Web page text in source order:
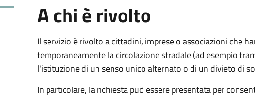
A chi è rivolto
Il servizio è rivolto a cittadini, imprese o associazioni che
temporaneamente la circolazione stradale (ad esempio
l'istituzione di un senso unico alternato o di un divieto di
In particolare, la richiesta può essere presentata per